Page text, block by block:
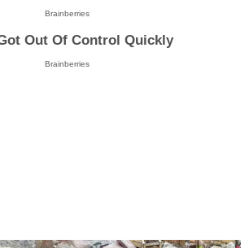
Brainberries
Out Of Control Quickly
Brainberries